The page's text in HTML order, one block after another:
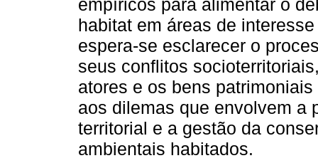
empíricos para alimentar o
habitat em áreas de
espera-se esclarecer o
seus conflitos
atores e os bens
aos dilemas que envolvem a
territorial e a gestão da
ambientais habitados.